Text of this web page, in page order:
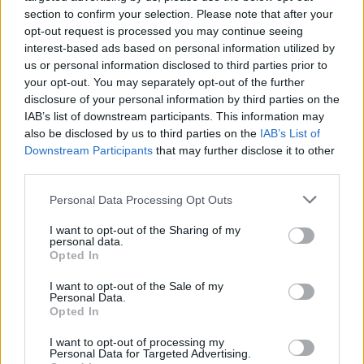
section to confirm your selection. Please note that after your
opt-out request is processed you may continue seeing
interest-based ads based on personal information utilized by
us or personal information disclosed to third parties prior to
your opt-out. You may separately opt-out of the further
disclosure of your personal information by third parties on the
IAB’s list of downstream participants. This information may
also be disclosed by us to third parties on the IAB’s List of
Downstream Participants that may further disclose it to other
Personal Data Processing Opt Outs
I want to opt-out of the Sharing of my
personal data.
Opted In
I want to opt-out of the Sale of my
Personal Data.
Opted In
I want to opt-out of processing my
Personal Data for Targeted Advertising.
Récupération lente :Ne pas manger après
l’exercice peut retarder la réparation musculaire
et augmenter le risque de blessures.
Prise de poids ou déficit nutritionnel :Une
alimentation inadéquate peut conduire à des
déséquilibres nutritionnels ou à une prise de
poids non souhaitée.
selon ses objectifs et son activité
Chaque sportif a des besoins spécifiques en fonction
de ses objectifs : perte de poids, prise de masse,
amélioration de la performance ou simple maintien.
La planification de l’alimentation doit donc être